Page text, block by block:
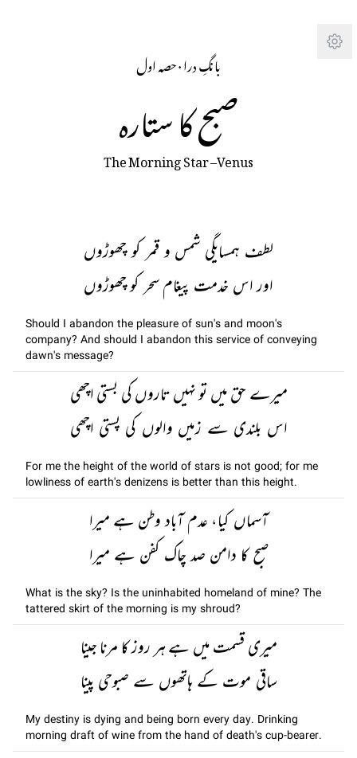
بانگِ درا· حصہ اول
صبح کا ستارہ
The Morning Star –Venus
لطف ہمسایگی شمس و قمر کو چھوڑوں
اور اس خدمت پیغام سحر کو چھوڑوں
Should I abandon the pleasure of sun's and moon's
company? And should I abandon this service of conveying
dawn's message?
میرے حق میں تو نہیں تاروں کی بستی اچھی
اس بلندی سے زمیں والوں کی پستی اچھی
For me the height of the world of stars is not good; for me
lowliness of earth's denizens is better than this height.
آسماں کیا، عدم آباد وطن ہے میرا
صبح کا دامن صد چاک کفن ہے میرا
What is the sky? Is the uninhabited homeland of mine? The
tattered skirt of the morning is my shroud?
میری قسمت میں ہے ہر روز کا مرنا جینا
ساقی موت کے ہاتھوں سے صبوحی پینا
My destiny is dying and being born every day. Drinking
morning draft of wine from the hand of death's cup-bearer.